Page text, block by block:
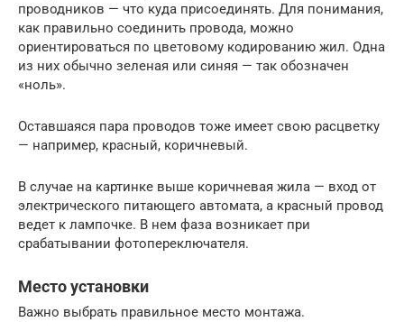
проводников — что куда присоединять. Для понимания,
как правильно соединить провода, можно
ориентироваться по цветовому кодированию жил. Одна
из них обычно зеленая или синяя — так обозначен
«ноль».
Оставшаяся пара проводов тоже имеет свою расцветку
— например, красный, коричневый.
В случае на картинке выше коричневая жила — вход от
электрического питающего автомата, а красный провод
ведет к лампочке. В нем фаза возникает при
срабатывании фотопереключателя.
Место установки
Важно выбрать правильное место монтажа.